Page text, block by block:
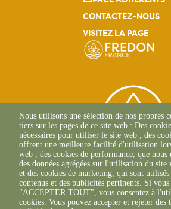
CONTACTEZ-NOUS
VISITEZ LA PAGE
2 Allée Du Lazio
69800 SAINT-
Nous utilisons une sélection de nos propres
tiers sur les pages de ce site web : Des
nécessaires pour utiliser le site web ; des
offrent une meilleure facilité d'utilisation
web ; des cookies de performance, que
des données agrégées sur l'utilisation du site
et des cookies de marketing, qui sont
contenus et des publicités pertinents. Si vous
"ACCEPTER TOUT", vous consentez à
cookies. Vous pouvez accepter et rejeter des